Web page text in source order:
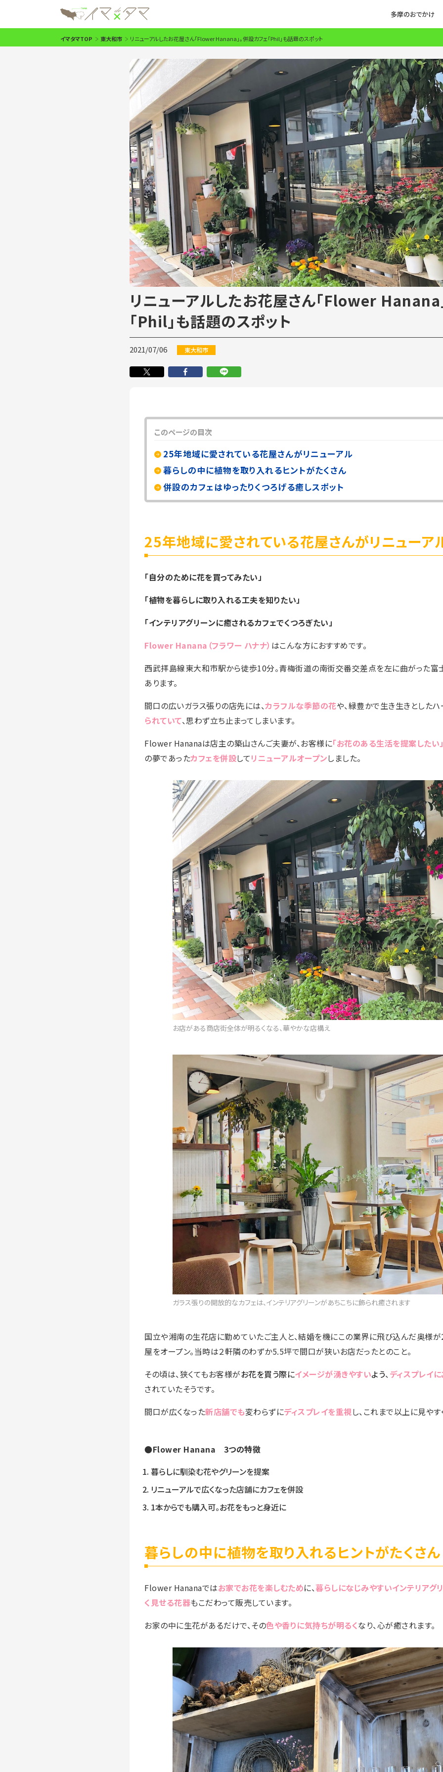
多摩のおでかけ
イマタマTOP 東大和市 リニューアルしたお花屋さん「Flower Hanana」。併設カフェ「Phil」も話題のスポット
リニューアルしたお花屋さん「Flower Hanana
「Phil」も話題のスポット
2021/07/06 東大和市
このページの目次
25年地域に愛されている花屋さんがリニューアル
暮らしの中に植物を取り入れるヒントがたくさん
併設のカフェはゆったりくつろげる癒しスポット
25年地域に愛されている花屋さんがリニューア
「自分のために花を買ってみたい」
「植物を暮らしに取り入れる工夫を知りたい」
「インテリアグリーンに癒されるカフェでくつろぎたい」
Flower Hanana（フラワー ハナナ） はこんな方におすすめです。
西武拝島線東大和市駅から徒歩10分。青梅街道の南街交番交差点を左に曲がった富
あります。
間口の広いガラス張りの店先には、カラフルな季節の花や、緑豊かで生き生きとした
られていて、思わず立ち止まってしまいます。
Flower Hananaは店主の築山さんご夫妻が、お客様に「お花のある生活を提案したい
の夢であったカフェを併設してリニューアルオープンしました。
お店がある商店街全体が明るくなる、華やかな店構え
ガラス張りの開放的なカフェは、インテリアグリーンがあちこちに飾られ癒されます
国立や湘南の生花店に勤めていたご主人と、結婚を機にこの業界に飛び込んだ奥様
屋をオープン。当時は２軒隣のわずか5.5坪で間口が狭いお店だったとのこと。
その頃は、狭くてもお客様がお花を買う際にイメージが湧きやすいよう、ディスプレイ
されていたそうです。
間口が広くなった新店舗でも変わらずにディスプレイを重視し、これまで以上に見やす
●Flower Hanana 3つの特徴
暮らしに馴染む花やグリーンを提案
リニューアルで広くなった店舗にカフェを併設
1本からでも購入可。お花をもっと身近に
暮らしの中に植物を取り入れるヒントがたくさん
Flower Hananaではお家でお花を楽しむために、暮らしになじみやすいインテリアグ
く見せる花器もこだわって販売しています。
お家の中に生花があるだけで、その色や香りに気持ちが明るくなり、心が癒されます。